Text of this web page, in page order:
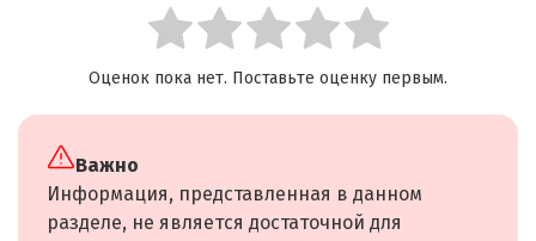
Оценок пока нет. Поставьте оценку первым.
Важно
Информация, представленная в данном
разделе, не является достаточной для